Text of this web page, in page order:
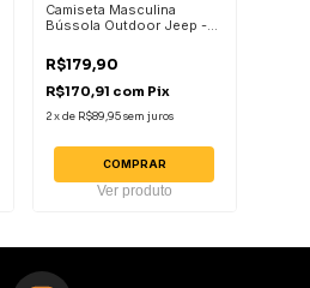
Camiseta Masculina
Bússola Outdoor Jeep -
R$179,90
R$170,91 com Pix
2xde R$89,95sem juros
COMPRAR
Ver produto